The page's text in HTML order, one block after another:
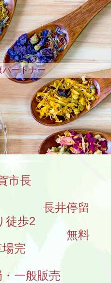
ートナー
市長
長井停留
徒歩2
無料
完
一般販売